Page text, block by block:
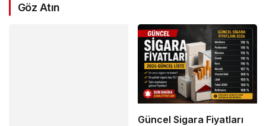
Göz Atın
Güncel Sigara Fiyatları